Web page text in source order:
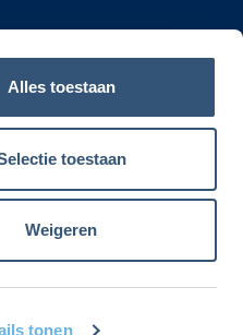
tonen
Alles toestaan
toestaan
Weigeren